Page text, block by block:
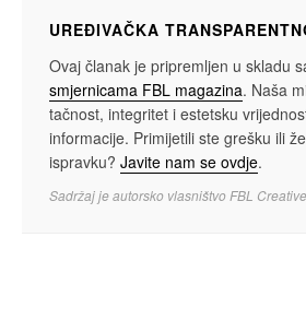
UREĐIVAČKA
Ovaj članak je pripremljen u skladu
smjernicama FBL magazina. Naša
tačnost, integritet i estetsku
informacije. Primijetili ste grešku ili
ispravku? Javite nam se ovdje.
Sadržaj je autorsko vlasništvo FBL